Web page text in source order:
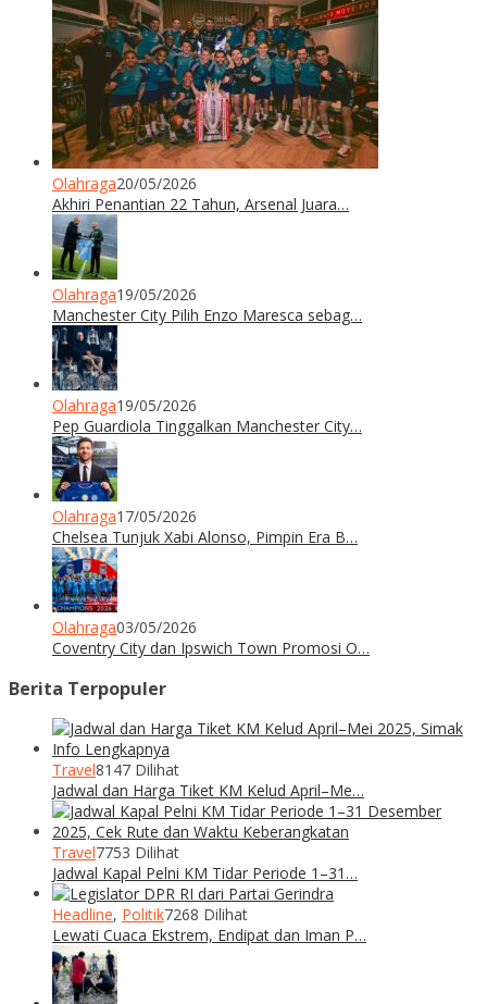
Olahraga20/05/2026
Akhiri Penantian 22 Tahun, Arsenal Juara…
Olahraga19/05/2026
Manchester City Pilih Enzo Maresca sebag…
Olahraga19/05/2026
Pep Guardiola Tinggalkan Manchester City…
Olahraga17/05/2026
Chelsea Tunjuk Xabi Alonso, Pimpin Era B…
Olahraga03/05/2026
Coventry City dan Ipswich Town Promosi O…
Berita Terpopuler
Travel8147 Dilihat
Jadwal dan Harga Tiket KM Kelud April–Me…
Travel7753 Dilihat
Jadwal Kapal Pelni KM Tidar Periode 1–31…
Headline, Politik7268 Dilihat
Lewati Cuaca Ekstrem, Endipat dan Iman P…